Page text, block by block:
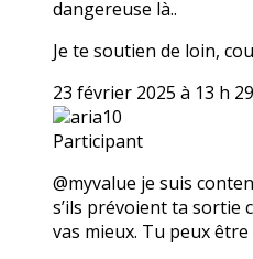
dangereuse là..
Je te soutien de loin,
23 février 2025 à 13 h
aria10
Participant
@myvalue je suis
s’ils prévoient ta sortie
vas mieux. Tu peux